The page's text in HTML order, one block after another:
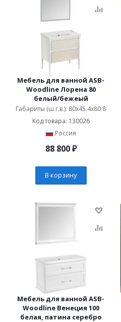
Мебель для ванной ASB-
Woodline Лорена 80
белый/бежеый
Габариты (ш.г.в.): 80x45.4x80.8
Код товара: 130026
Россия
88 800₽
В корзину
Мебель для ванной ASB-
Woodline Венеция 100
белая, патина серебро